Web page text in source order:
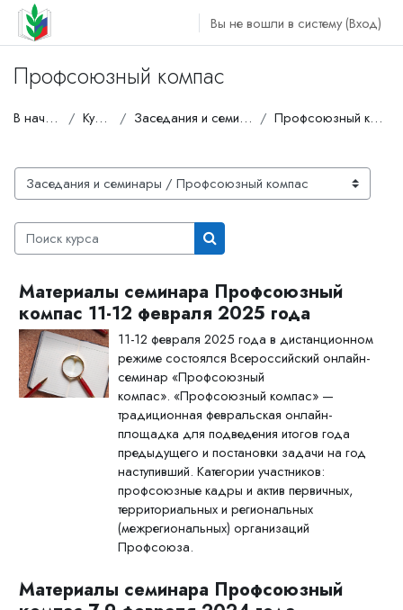
Перейти к основному содержанию
Вы не вошли в систему (Вход)
Профсоюзный компас
В начало Курсы Заседания и семинары Профсоюзный компас
Категории курсов
Поиск курса
Поиск курса
Материалы семинара Профсоюзный
компас 11-12 февраля 2025 года
11-12 февраля 2025 года в дистанционном
режиме состоялся Всероссийский онлайн-
семинар «Профсоюзный
компас». «Профсоюзный компас» —
традиционная февральская онлайн-
площадка для подведения итогов года
предыдущего и постановки задачи на год
наступивший. Категории участников:
профсоюзные кадры и актив первичных,
территориальных и региональных
(межрегиональных) организаций
Профсоюза.
Материалы семинара Профсоюзный